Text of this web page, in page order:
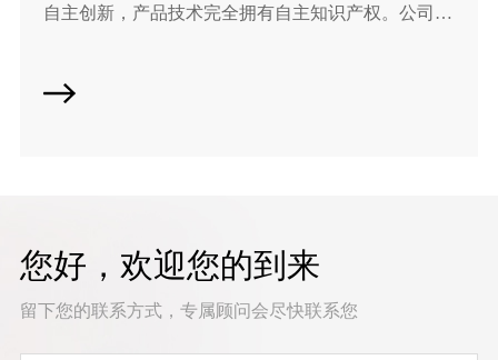
断深入，3D打印技术正逐渐成为临床与实验室生产
球客户提供更加高效、稳定的3D打印体验。 下一
自主创新，产品技术完全拥有自主知识产权。公司专
发、生产和销售...
您好，欢迎您的到来
留下您的联系方式，专属顾问会尽快联系您